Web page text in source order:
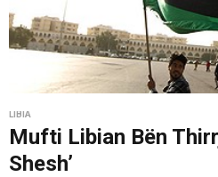
LIBIA
Mufti Libian Bën
Shesh’